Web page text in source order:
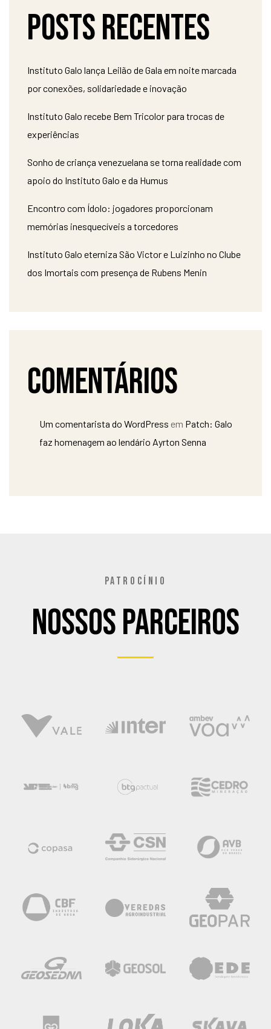
Posts recentes
Instituto Galo lança Leilão de Gala em noite marcada
por conexões, solidariedade e inovação
Instituto Galo recebe Bem Tricolor para trocas de
experiências
Sonho de criança venezuelana se torna realidade com
apoio do Instituto Galo e da Humus
Encontro com Ídolo: jogadores proporcionam
memórias inesquecíveis a torcedores
Instituto Galo eterniza São Victor e Luizinho no Clube
dos Imortais com presença de Rubens Menin
Comentários
Um comentarista do WordPress em Patch: Galo
faz homenagem ao lendário Ayrton Senna
PATROCÍNIO
Nossos Parceiros